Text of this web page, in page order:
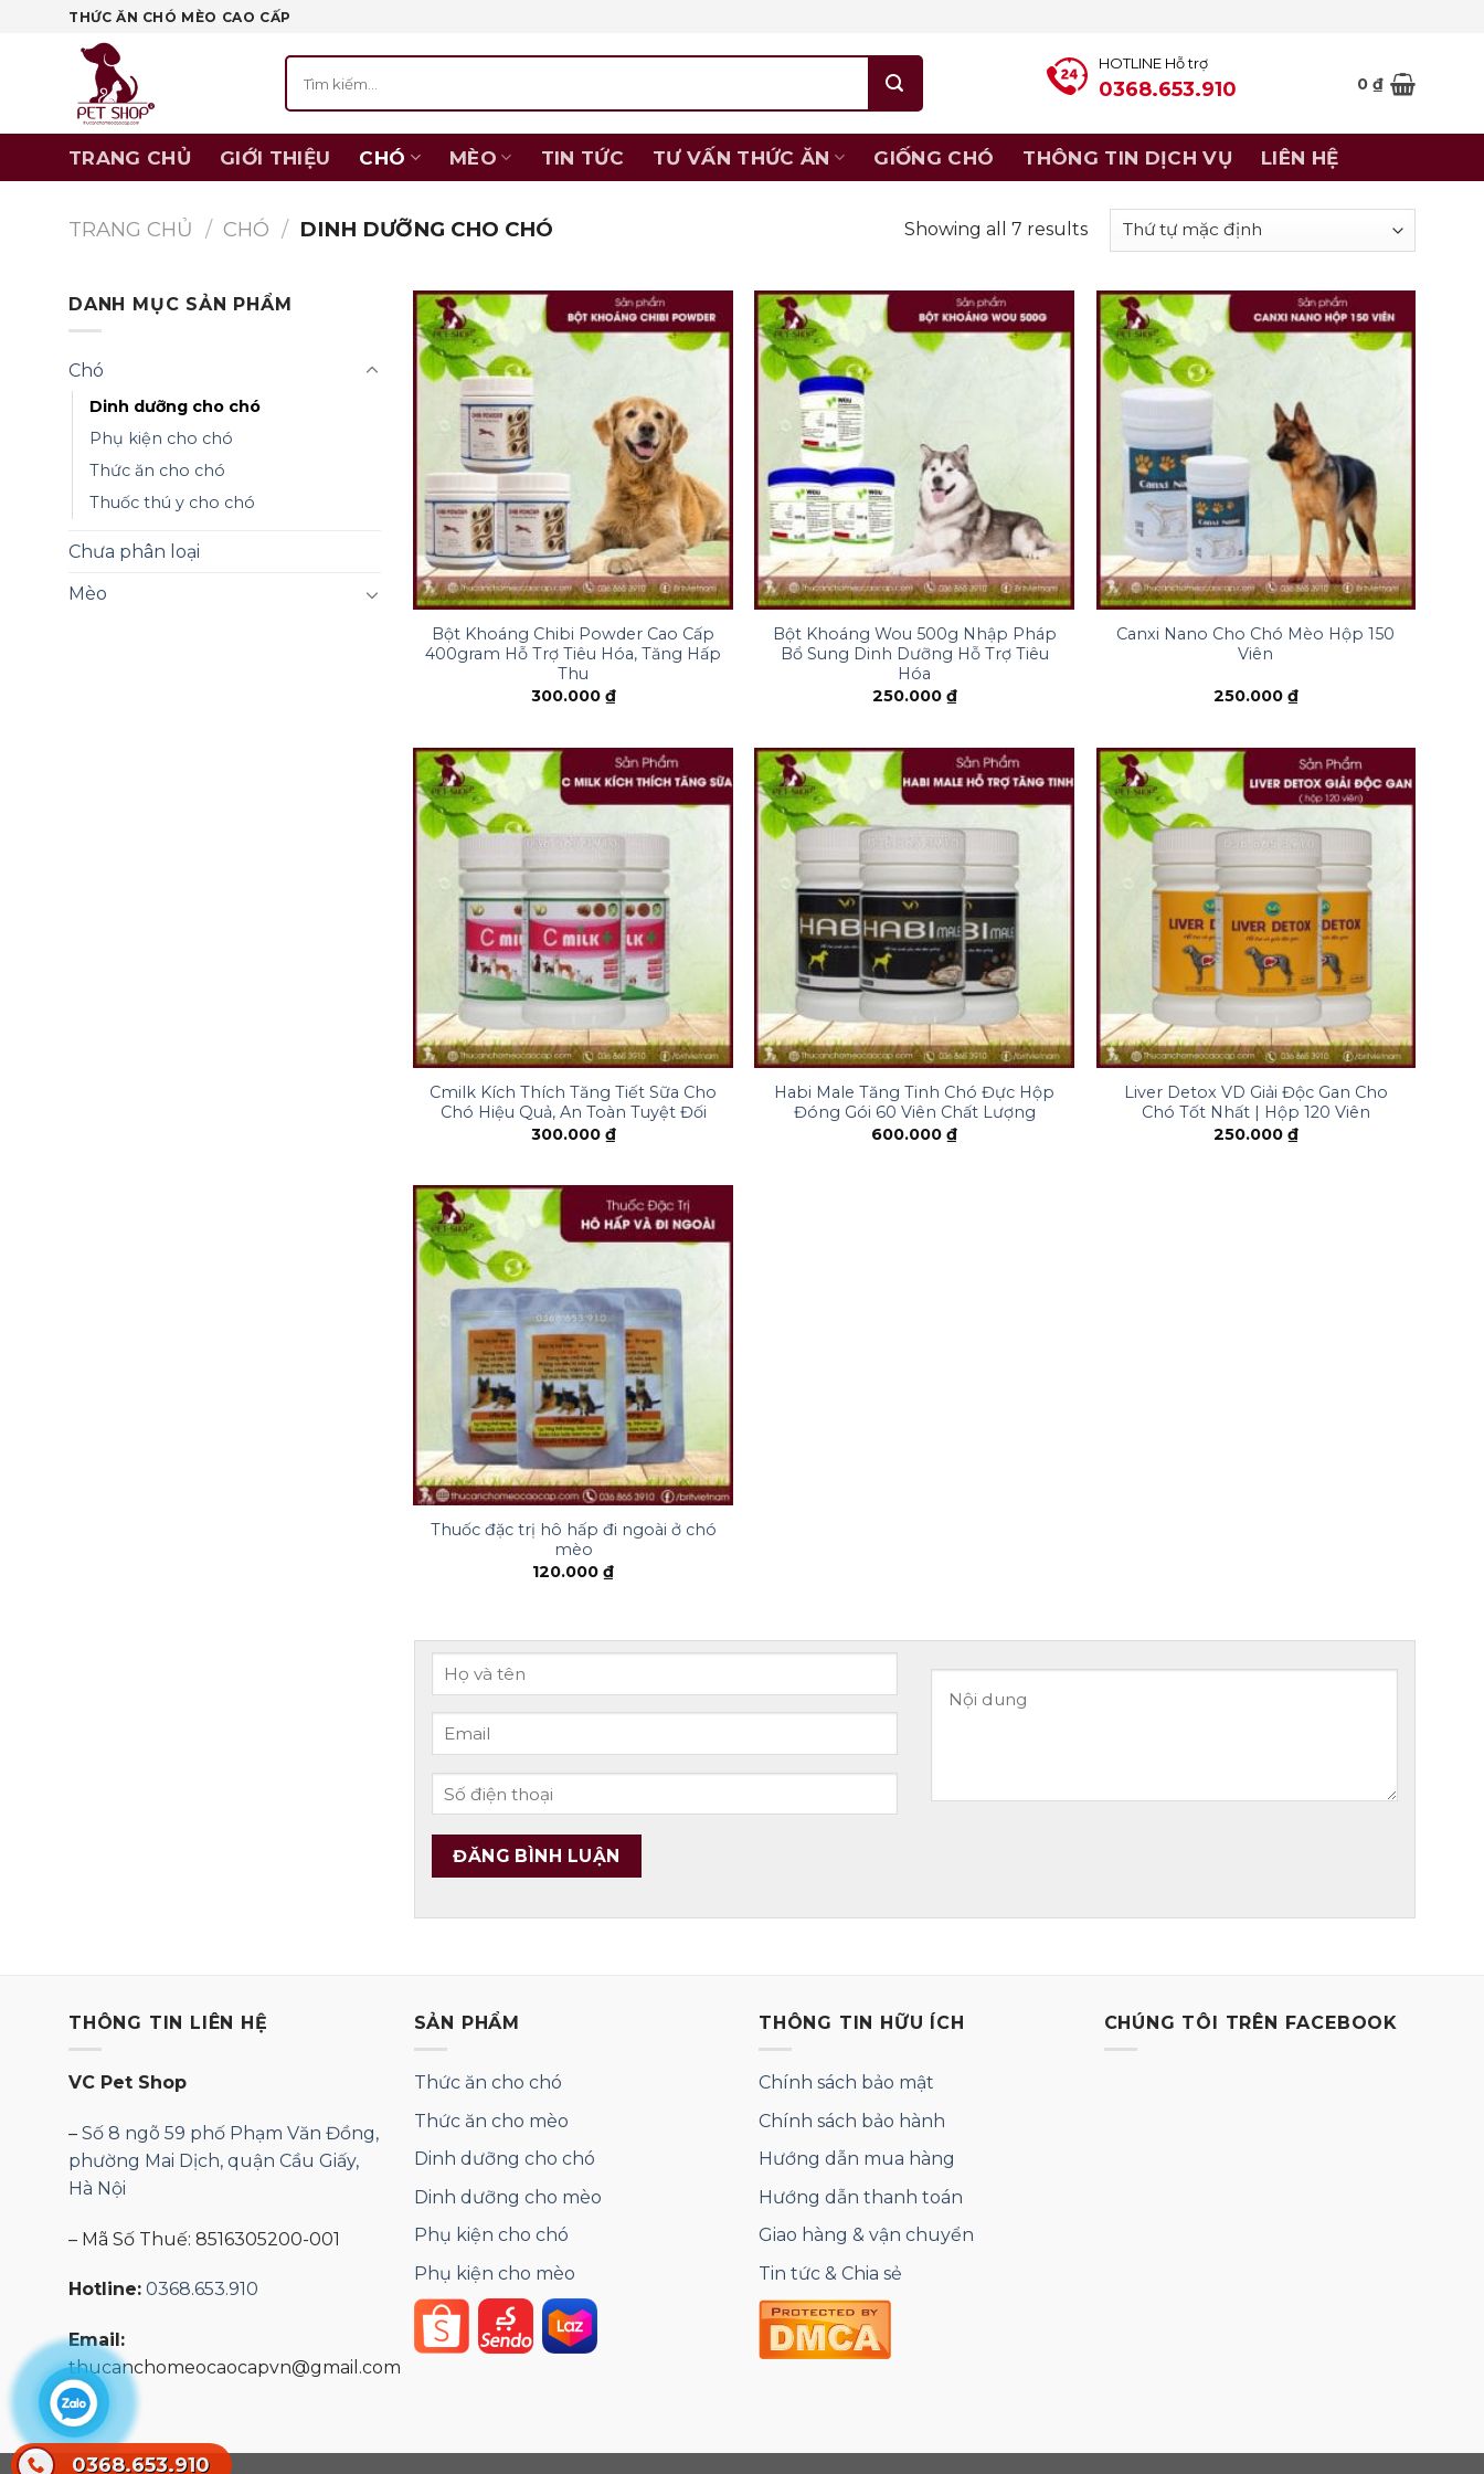
THỨC ĂN CHÓ MÈO CAO CẤP
kiếm:
HOTLINE Hỗ trợ
0368.653.910 0₫
TRANG CHỦ GIỚI THIỆU CHÓ MÈO TIN TỨC TƯ VẤN THỨC ĂN GIỐNG CHÓ THÔNG TIN DỊCH VỤ LIÊN HỆ
TRANG CHỦ / CHÓ / DINH DƯỠNG CHO CHÓ Showing all 7 results
DANH MỤC SẢN PHẨM
Chó
Dinh dưỡng cho chó
Phụ kiện cho chó
Thức ăn cho chó
Thuốc thú y cho chó
Chưa phân loại
Mèo
+
Bột Khoáng Chibi Powder Cao Cấp
400gram Hỗ Trợ Tiêu Hóa, Tăng Hấp
Thu
300.000 ₫
+
Bột Khoáng Wou 500g Nhập Pháp
Bổ Sung Dinh Dưỡng Hỗ Trợ Tiêu
Hóa
250.000 ₫
+
Canxi Nano Cho Chó Mèo Hộp 150
Viên
250.000 ₫
+
Cmilk Kích Thích Tăng Tiết Sữa Cho
Chó Hiệu Quả, An Toàn Tuyệt Đối
300.000 ₫
+
Habi Male Tăng Tinh Chó Đực Hộp
Đóng Gói 60 Viên Chất Lượng
600.000₫
+
Liver Detox VD Giải Độc Gan Cho
Chó Tốt Nhất | Hộp 120 Viên
250.000 ₫
+
Thuốc đặc trị hô hấp đi ngoài ở chó
mèo
120.000₫
0368.653.910
THÔNG TIN LIÊN HỆ
VC Pet Shop
– Số 8 ngõ 59 phố Phạm Văn Đồng,
phường Mai Dịch, quận Cầu Giấy,
Hà Nội
– Mã Số Thuế: 8516305200-001
Hotline: 0368.653.910
Email:
thucanchomeocaocapvn@gmail.com
SẢN PHẨM
Thức ăn cho chó
Thức ăn cho mèo
Dinh dưỡng cho chó
Dinh dưỡng cho mèo
Phụ kiện cho chó
Phụ kiện cho mèo
THÔNG TIN HỮU ÍCH
Chính sách bảo mật
Chính sách bảo hành
Hướng dẫn mua hàng
Hướng dẫn thanh toán
Giao hàng & vận chuyển
Tin tức & Chia sẻ
CHÚNG TÔI TRÊN FACEBOOK